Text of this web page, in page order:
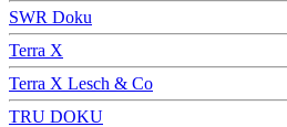
SWR Doku
Terra X
Terra X Lesch & Co
TRU DOKU